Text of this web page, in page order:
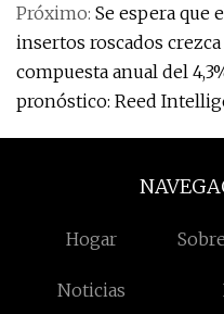
Próximo: Se espera que
insertos roscados
compuesta anual del
pronóstico: Reed
Hogar
Noticias